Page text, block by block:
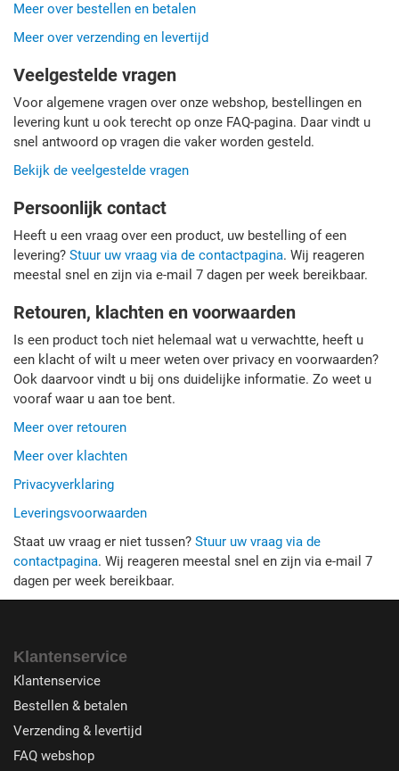
Meer over bestellen en betalen
Meer over verzending en levertijd
Veelgestelde vragen
Voor algemene vragen over onze webshop, bestellingen en
levering kunt u ook terecht op onze FAQ-pagina. Daar vindt u
snel antwoord op vragen die vaker worden gesteld.
Bekijk de veelgestelde vragen
Persoonlijk contact
Heeft u een vraag over een product, uw bestelling of een
levering? Stuur uw vraag via de contactpagina. Wij reageren
meestal snel en zijn via e-mail 7 dagen per week bereikbaar.
Retouren, klachten en voorwaarden
Is een product toch niet helemaal wat u verwachtte, heeft u
een klacht of wilt u meer weten over privacy en voorwaarden?
Ook daarvoor vindt u bij ons duidelijke informatie. Zo weet u
vooraf waar u aan toe bent.
Meer over retouren
Meer over klachten
Privacyverklaring
Leveringsvoorwaarden
Staat uw vraag er niet tussen? Stuur uw vraag via de
contactpagina. Wij reageren meestal snel en zijn via e-mail 7
dagen per week bereikbaar.
Klantenservice
Klantenservice
Bestellen & betalen
Verzending & levertijd
FAQ webshop